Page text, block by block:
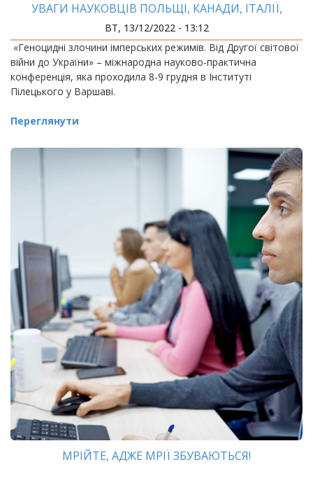
УВАГИ НАУКОВЦІВ ПОЛЬЩІ, КАНАДИ, ІТАЛІЇ,
АВСТРАЛІЇ
ВТ, 13/12/2022 - 13:12
«Геноцидні злочини імперських режимів. Від Другої світової
війни до України» – міжнародна науково-практична
конференція, яка проходила 8-9 грудня в Інституті
Пілецького у Варшаві.
Переглянути
МРІЙТЕ, АДЖЕ МРІЇ ЗБУВАЮТЬСЯ!